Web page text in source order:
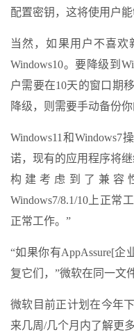
配置密钥，这将使用户能
当然，如果用户不喜欢
Windows10。要降级到
户需要在10天的窗口期
降级，则需要手动备份
Windows11和
诺，现有的应用程序将
构建考虑到了兼容
Windows7/8.1/10上正常
正常工作。”
“如果你有AppAssure[
复它们，”微软在同一文
微软目前正计划在今年
来几周/几个月内了解更